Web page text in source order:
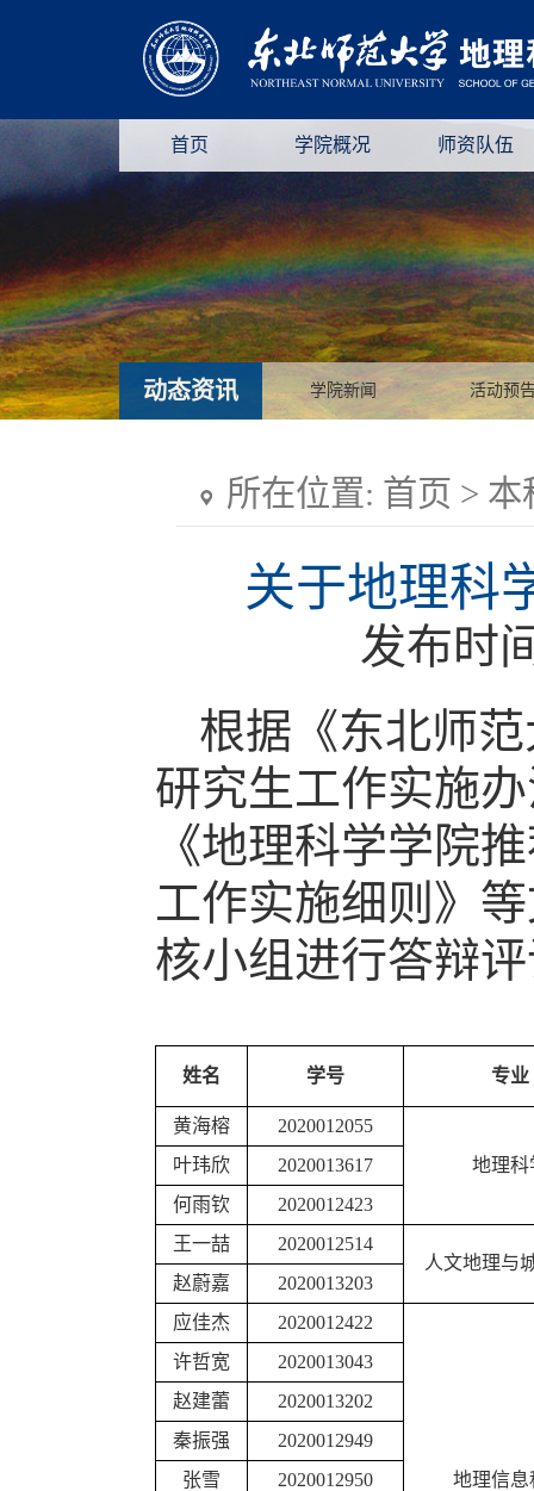
首页 学院概况 师资队伍
动态资讯 学院新闻 活动预
所在位置: 首页 > 本
关于地理科
发布时
根据《东北师
研究生工作实施
《地理科学学院
工作实施细则》
核小组进行答辩
姓名 学号 专业
黄海榕
2020012055
地理科
叶玮欣
2020013617
何雨钦
2020012423
王一喆
2020012514
人文地理与
赵蔚嘉
2020013203
应佳杰
2020012422
地理信息
许哲宽
2020013043
赵建蕾
2020013202
秦振强
2020012949
张雪
2020012950